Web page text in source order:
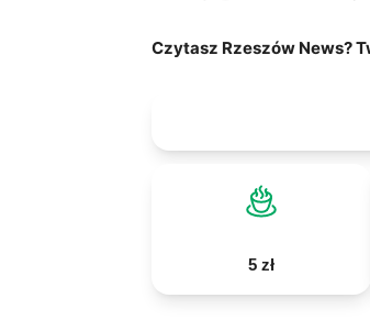
Czytasz Rzeszów News?
5 zł